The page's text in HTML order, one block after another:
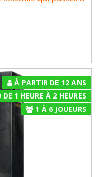
À PARTIR DE 12 ANS
DE 1 HEURE À 2 HEURES
1 À 6JOUEURS